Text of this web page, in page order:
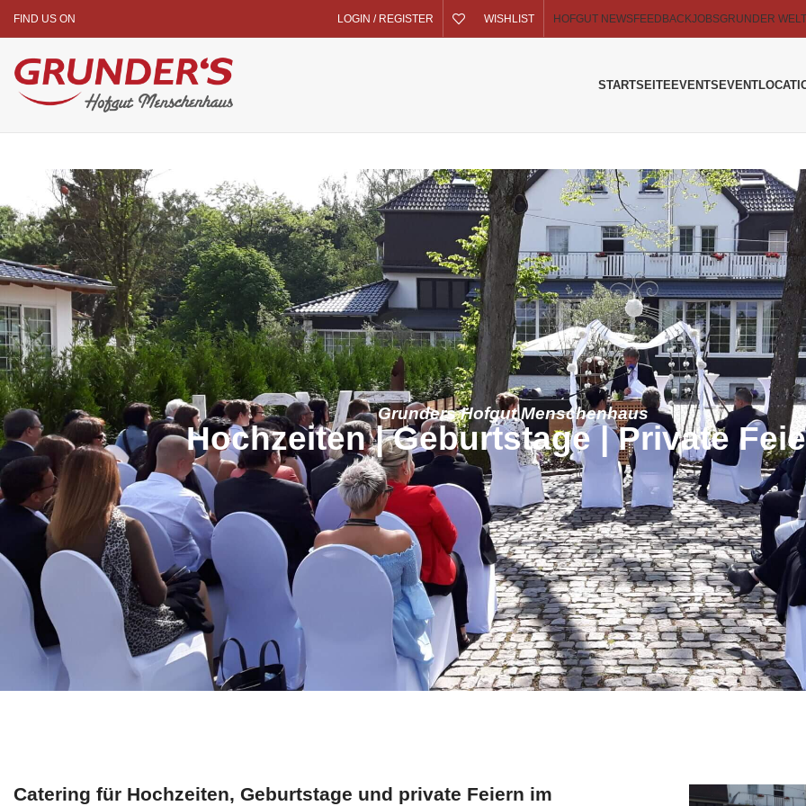
FIND US ON LOGIN / REGISTER WISHLIST HOFGUT NEWSFEEDBACKJOBSGRUNDER WELT
STARTSEITEEVENTS
Grunders Hofgut Menschenhaus
Hochzeiten | Geburtstage | Private
Catering für Hochzeiten, Geburtstage und private Feiern im